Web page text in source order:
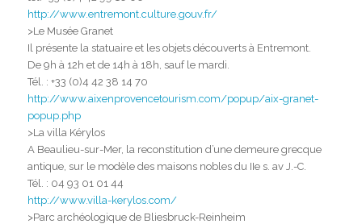
http://www.entremont.culture.gouv.fr/
>Le Musée Granet
Il présente la statuaire et les objets découverts à Entremont.
De 9h à 12h et de 14h à 18h, sauf le mardi.
Tél. : +33 (0)4 42 38 14 70
http://www.aixenprovencetourism.com/popup/aix-granet-
popup.php
>La villa Kérylos
A Beaulieu-sur-Mer, la reconstitution d’une demeure grecque
antique, sur le modèle des maisons nobles du IIe s. av J.-C.
Tél. : 04 93 01 01 44
http://www.villa-kerylos.com/
>Parc archéologique de Bliesbruck-Reinheim